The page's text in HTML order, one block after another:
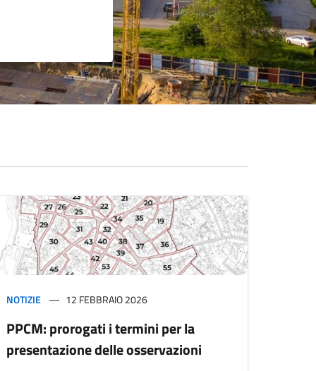
NOTIZIE 12 FEBBRAIO 2026
PPCM: prorogati i termini per la
presentazione delle osservazioni